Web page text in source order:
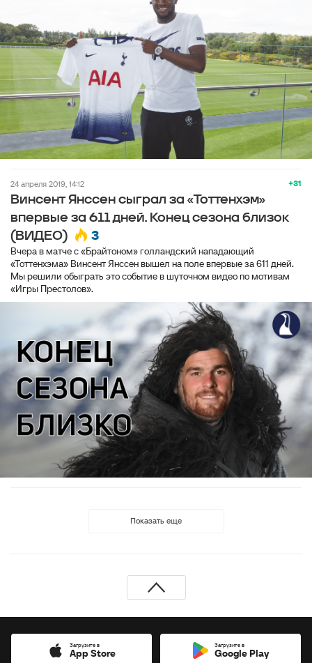
+31
24 апреля 2019, 14:12
Винсент Янссен сыграл за «Тоттенхэм»
впервые за 611 дней. Конец сезона близок
(ВИДЕО)
3
Вчера в матче с «Брайтоном» голландский нападающий
«Тоттенхэма» Винсент Янссен вышел на поле впервые за 611 дней.
Мы решили обыграть это событие в шуточном видео по мотивам
«Игры Престолов».
Показать еще
Загрузите в
App Store
Загрузите в
Google Play